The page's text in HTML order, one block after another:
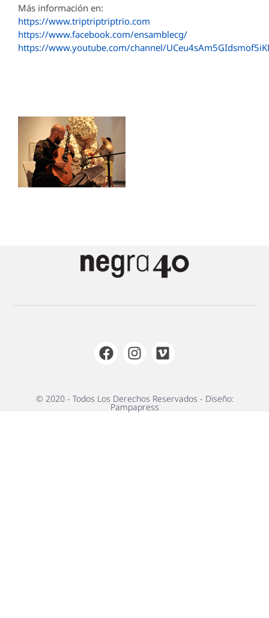
Más información en:
https://www.triptriptriptrio.com
https://www.facebook.com/ensamblecg/
https://www.youtube.com/channel/
© 2020 - Todos Los Derechos Reservados - Diseño:
Pampapress